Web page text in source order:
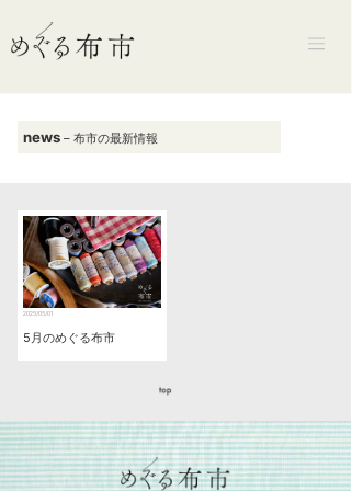
news – 布市の最新情報
2025/05/01
5月のめぐる布市